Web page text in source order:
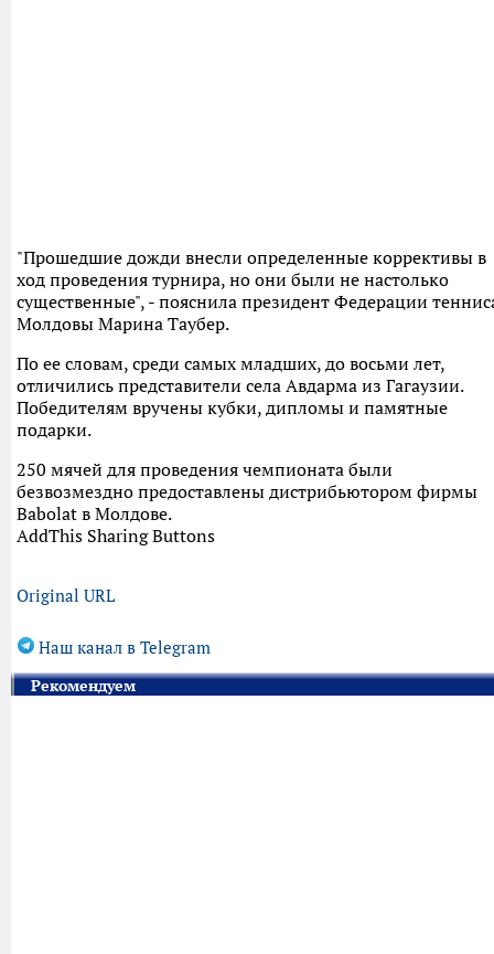
"Прошедшие дожди внесли определенные коррективы в
ход проведения турнира, но они были не настолько
существенные", - пояснила президент Федерации
Молдовы Марина Таубер.
По ее словам, среди самых младших, до восьми лет,
отличились представители села Авдарма из Гагаузии.
Победителям вручены кубки, дипломы и памятные
подарки.
250 мячей для проведения чемпионата были
безвозмездно предоставлены дистрибьютором фирмы
Babolat в Молдове.
AddThis Sharing Buttons
Original URL
Наш канал в Telegram
Рекомендуем